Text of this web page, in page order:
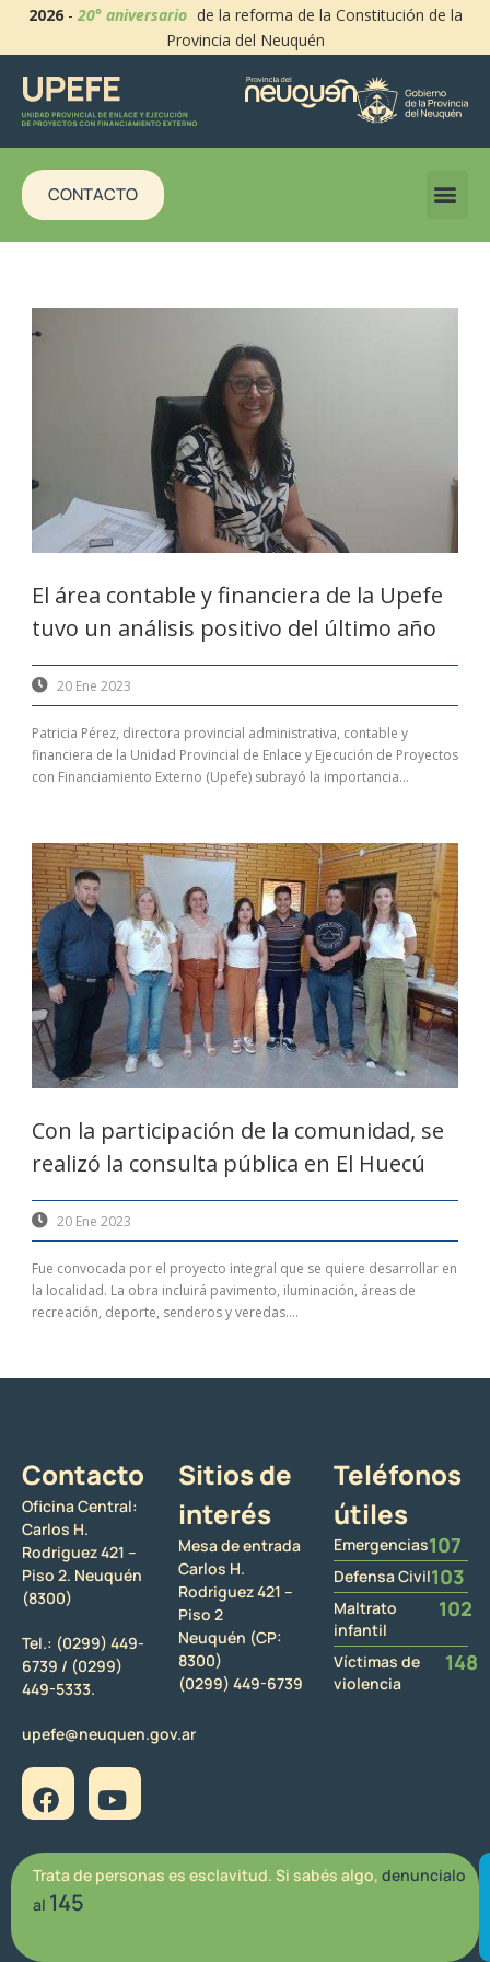
2026-20° aniversario de la reforma de la Constitución de la
Provincia del Neuquén
CONTACTO
El área contable y financiera de la Upefe
tuvo un análisis positivo del último año
20 Ene 2023
Patricia Pérez, directora provincial administrativa, contable y
financiera de la Unidad Provincial de Enlace y Ejecución de Proyectos
con Financiamiento Externo (Upefe) subrayó la importancia...
Con la participación de la comunidad, se
realizó la consulta pública en El Huecú
20 Ene 2023
Fue convocada por el proyecto integral que se quiere desarrollar en
la localidad. La obra incluirá pavimento, iluminación, áreas de
recreación, deporte, senderos y veredas....
Contacto
Oficina Central:
Carlos H.
Rodriguez 421 –
Piso 2. Neuquén
(8300)
Tel.: (0299) 449-
6739 / (0299)
449-5333.
upefe@neuquen.gov.ar
Sitios de
interés
Mesa de entrada
Carlos H.
Rodriguez 421 –
Piso 2
Neuquén (CP:
8300)
(0299) 449-6739
Teléfonos
útiles
Emergencias107
Defensa Civil103
Maltrato
infantil
102
Víctimas de
violencia
148
Trata de personas es esclavitud. Si sabés algo, denuncialo
al 145